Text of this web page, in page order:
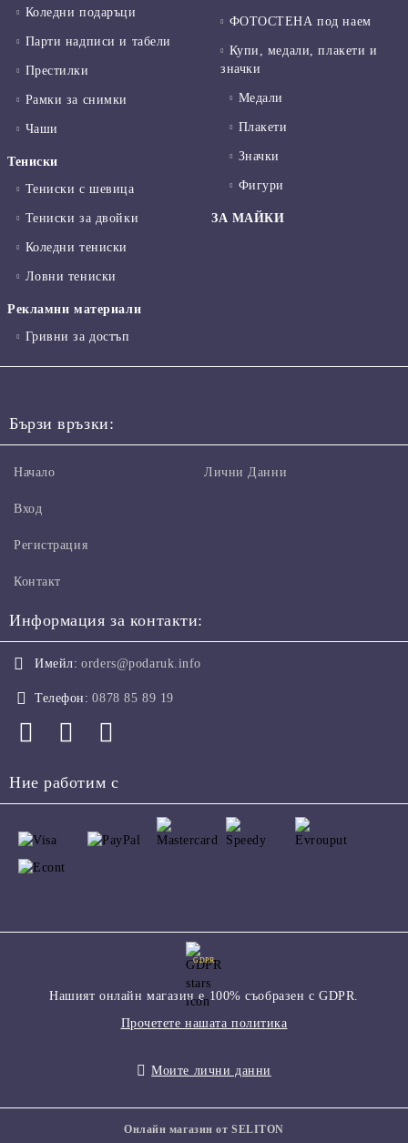
Коледни подаръци
Парти надписи и табели
Престилки
Рамки за снимки
Чаши
Тениски
Тениски с шевица
Тениски за двойки
Коледни тениски
Ловни тениски
Рекламни материали
Гривни за достъп
ФОТОСТЕНА под наем
Купи, медали, плакети и
значки
Медали
Плакети
Значки
Фигури
ЗА МАЙКИ
Бързи връзки:
Начало
Вход
Регистрация
Контакт
Лични Данни
Информация за контакти:
Имейл: orders@podaruk.info
Телефон: 0878 85 89 19
Ние работим с
GDPR
Нашият онлайн магазин е 100% съобразен с GDPR.
Прочетете нашата политика
Моите лични данни
Онлайн магазин от SELITON